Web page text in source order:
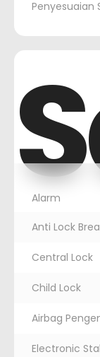
Penyesuaian
Alarm
Anti Lock
Central Lock
Child Lock
Airbag
Electronic